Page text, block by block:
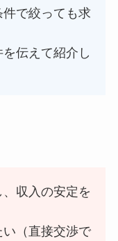
で絞っても求
伝えて紹介し
収入の安定を
（直接交渉で